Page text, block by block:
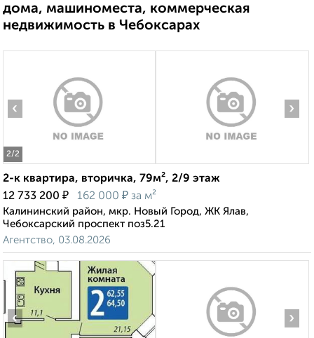
дома, машиноместа, коммерческая
недвижимость в Чебоксарах
2/2
‹ ›
2-к квартира, вторичка, 79м², 2/9 этаж
12 733 200 ₽ 162 000 ₽ за м²
Калининский район, мкр. Новый Город, ЖК Ялав,
Чебоксарский проспект поз5.21
Агентство, 03.08.2026
‹ ›